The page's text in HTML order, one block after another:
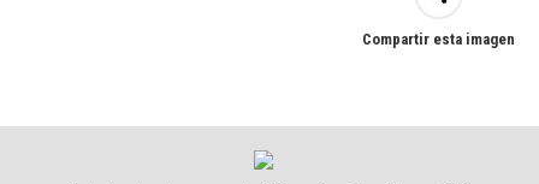
Compartir esta imagen